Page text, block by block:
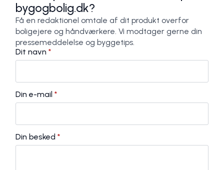
bygogbolig.dk?
Få en redaktionel omtale af dit produkt overfor
boligejere og håndværkere. Vi modtager gerne din
pressemeddelelse og byggetips.
Dit navn *
Din e-mail *
Din besked *